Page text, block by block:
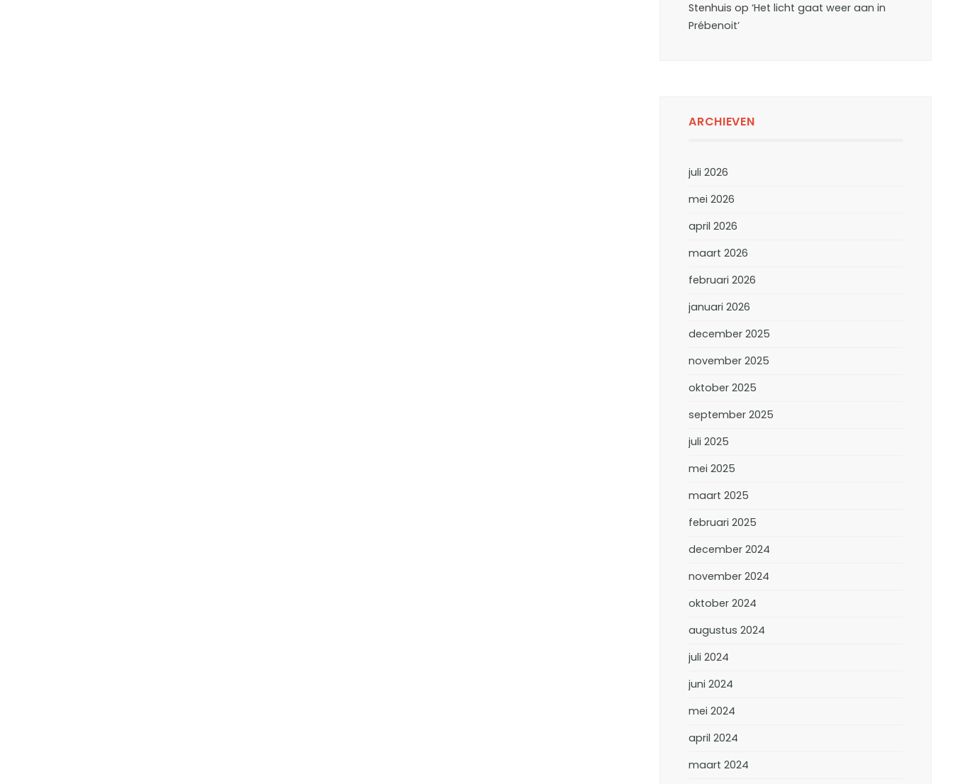
Stenhuis op‘Het licht gaat weer aan in
Prébenoit’
ARCHIEVEN
juli 2026
mei 2026
april 2026
maart 2026
februari 2026
januari 2026
december 2025
november 2025
oktober 2025
september 2025
juli 2025
mei 2025
maart 2025
februari 2025
december 2024
november 2024
oktober 2024
augustus 2024
juli 2024
juni 2024
mei 2024
april 2024
maart 2024